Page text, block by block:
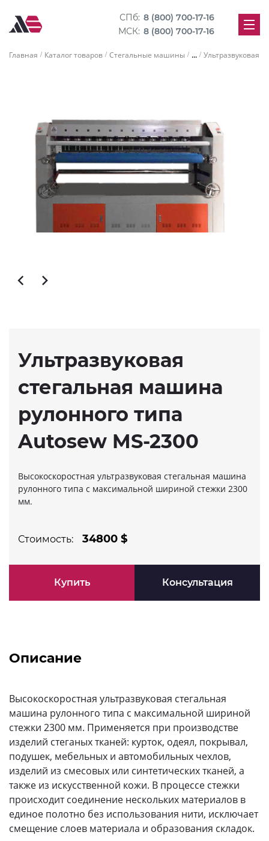
СПб: 8 (800) 700-17-16
МСК: 8 (800) 700-17-16
Главная Каталог товаров Стегальные машины ... Ультразвуковая
Ультразвуковая
стегальная машина
рулонного типа
Autosew MS-2300
Высокоскоростная ультразвуковая стегальная машина
рулонного типа с максимальной шириной стежки 2300
мм.
Стоимость: 34800 $
Купить Консультация
Описание
Высокоскоростная ультразвуковая стегальная
машина рулонного типа с максимальной шириной
стежки 2300 мм. Применяется при производстве
изделий стеганых тканей: курток, одеял, покрывал,
подушек, мебельных и автомобильных чехлов,
изделий из смесовых или синтетических тканей, а
также из искусственной кожи. В процессе стежки
происходит соединение нескольких материалов в
единое полотно без использования нити, исключает
смещение слоев материала и образования складок.